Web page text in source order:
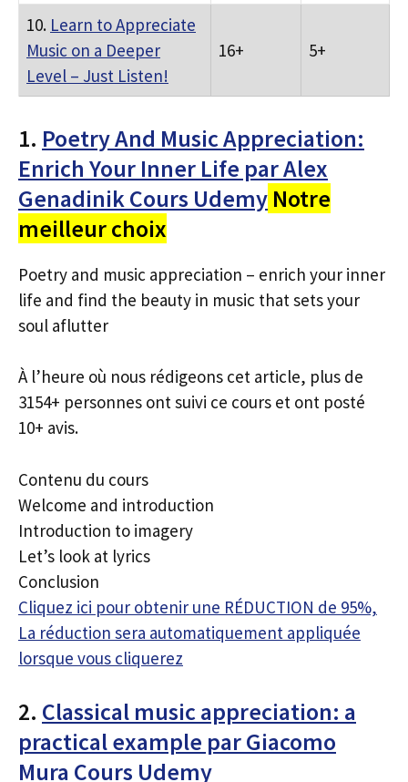
10. Learn to Appreciate
Music on a Deeper
Level – Just Listen!
16+ 5+
1. Poetry And Music Appreciation:
Enrich Your Inner Life par Alex
Genadinik Cours Udemy Notre
meilleur choix
Poetry and music appreciation – enrich your inner
life and find the beauty in music that sets your
soul aflutter
À l’heure où nous rédigeons cet article, plus de
3154+ personnes ont suivi ce cours et ont posté
10+ avis.
Contenu du cours
Welcome and introduction
Introduction to imagery
Let’s look at lyrics
Conclusion
Cliquez ici pour obtenir une RÉDUCTION de 95%,
La réduction sera automatiquement appliquée
lorsque vous cliquerez
2. Classical music appreciation: a
practical example par Giacomo
Mura Cours Udemy